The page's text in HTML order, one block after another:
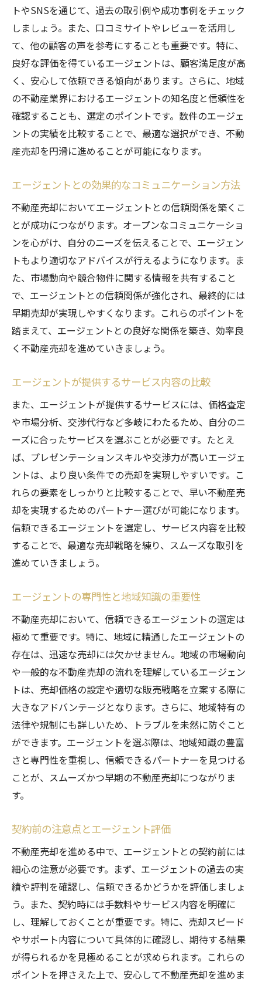
トやSNSを通じて、過去の取引例や成功事例をチェック
しましょう。また、口コミサイトやレビューを活用し
て、他の顧客の声を参考にすることも重要です。特に、
良好な評価を得ているエージェントは、顧客満足度が高
く、安心して依頼できる傾向があります。さらに、地域
の不動産業界におけるエージェントの知名度と信頼性を
確認することも、選定のポイントです。数件のエージェ
ントの実績を比較することで、最適な選択ができ、不動
産売却を円滑に進めることが可能になります。
エージェントとの効果的なコミュニケーション方法
不動産売却においてエージェントとの信頼関係を築くこ
とが成功につながります。オープンなコミュニケーショ
ンを心がけ、自分のニーズを伝えることで、エージェン
トもより適切なアドバイスが行えるようになります。ま
た、市場動向や競合物件に関する情報を共有すること
で、エージェントとの信頼関係が強化され、最終的には
早期売却が実現しやすくなります。これらのポイントを
踏まえて、エージェントとの良好な関係を築き、効率良
く不動産売却を進めていきましょう。
エージェントが提供するサービス内容の比較
また、エージェントが提供するサービスには、価格査定
や市場分析、交渉代行など多岐にわたるため、自分のニ
ーズに合ったサービスを選ぶことが必要です。たとえ
ば、プレゼンテーションスキルや交渉力が高いエージェ
ントは、より良い条件での売却を実現しやすいです。こ
れらの要素をしっかりと比較することで、早い不動産売
却を実現するためのパートナー選びが可能になります。
信頼できるエージェントを選定し、サービス内容を比較
することで、最適な売却戦略を練り、スムーズな取引を
進めていきましょう。
エージェントの専門性と地域知識の重要性
不動産売却において、信頼できるエージェントの選定は
極めて重要です。特に、地域に精通したエージェントの
存在は、迅速な売却には欠かせません。地域の市場動向
や一般的な不動産売却の流れを理解しているエージェン
トは、売却価格の設定や適切な販売戦略を立案する際に
大きなアドバンテージとなります。さらに、地域特有の
法律や規制にも詳しいため、トラブルを未然に防ぐこと
ができます。エージェントを選ぶ際は、地域知識の豊富
さと専門性を重視し、信頼できるパートナーを見つける
ことが、スムーズかつ早期の不動産売却につながりま
す。
契約前の注意点とエージェント評価
不動産売却を進める中で、エージェントとの契約前には
細心の注意が必要です。まず、エージェントの過去の実
績や評判を確認し、信頼できるかどうかを評価しましょ
う。また、契約時には手数料やサービス内容を明確に
し、理解しておくことが重要です。特に、売却スピード
やサポート内容について具体的に確認し、期待する結果
が得られるかを見極めることが求められます。これらの
ポイントを押さえた上で、安心して不動産売却を進めま